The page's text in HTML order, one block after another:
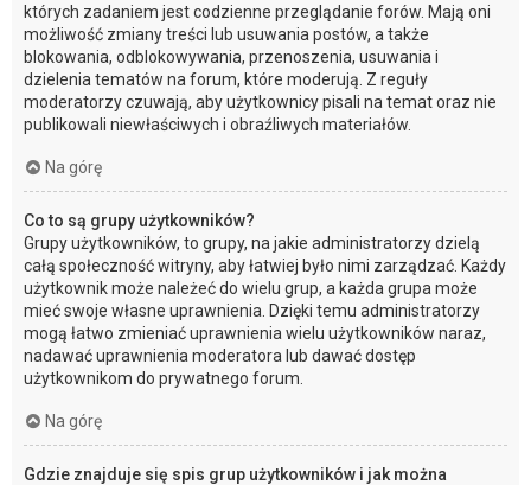
których zadaniem jest codzienne przeglądanie forów. Mają oni
możliwość zmiany treści lub usuwania postów, a także
blokowania, odblokowywania, przenoszenia, usuwania i
dzielenia tematów na forum, które moderują. Z reguły
moderatorzy czuwają, aby użytkownicy pisali na temat oraz nie
publikowali niewłaściwych i obraźliwych materiałów.
Na górę
Co to są grupy użytkowników?
Grupy użytkowników, to grupy, na jakie administratorzy dzielą
całą społeczność witryny, aby łatwiej było nimi zarządzać. Każdy
użytkownik może należeć do wielu grup, a każda grupa może
mieć swoje własne uprawnienia. Dzięki temu administratorzy
mogą łatwo zmieniać uprawnienia wielu użytkowników naraz,
nadawać uprawnienia moderatora lub dawać dostęp
użytkownikom do prywatnego forum.
Na górę
Gdzie znajduje się spis grup użytkowników i jak można